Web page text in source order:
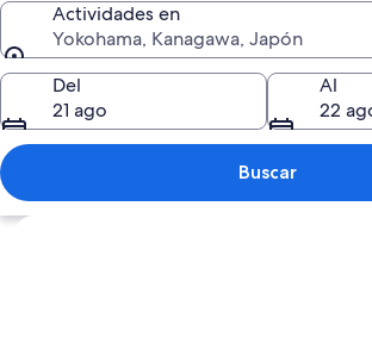
Actividades en
Yokohama, Kanagawa, Japón
Actividades en
Del
21 ago
Al
22
Buscar
Ver mapa